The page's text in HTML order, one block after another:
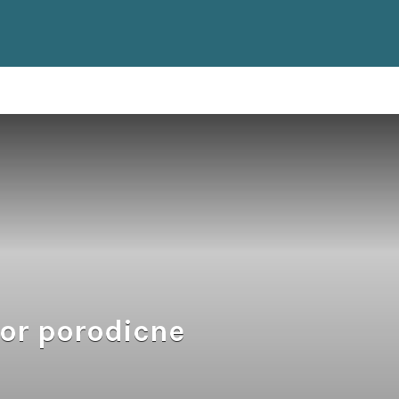
porodicne